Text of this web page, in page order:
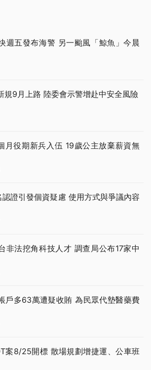
週五發布海警 另一颱風「鯨魚」今晨
規9月上路 陸委會示警增赴中安全風險
月役期新兵入伍 19歲公主放棄薪資無
認證引發個資疑慮 使用方式與爭議內容
非法挖角科技人才 調查局公布17家中
戶多63萬遭疑收賄 為民眾代墊醫藥費
案8/25開標 散場規劃增捷運、公車班